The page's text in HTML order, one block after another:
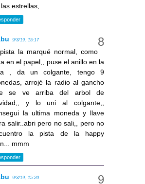
estrellas,
9/3/19, 15:17
la marqué normal, como
en el papel,, puse el anillo en la
, da un colgante, tengo 9
arrojé la radio al gancho
se ve arriba del arbol de
y lo uni al colgante,,
la ultima moneda y llave
salir..abri pero no sali,, pero no
la pista de la happy
mmm
9/3/19, 15:20